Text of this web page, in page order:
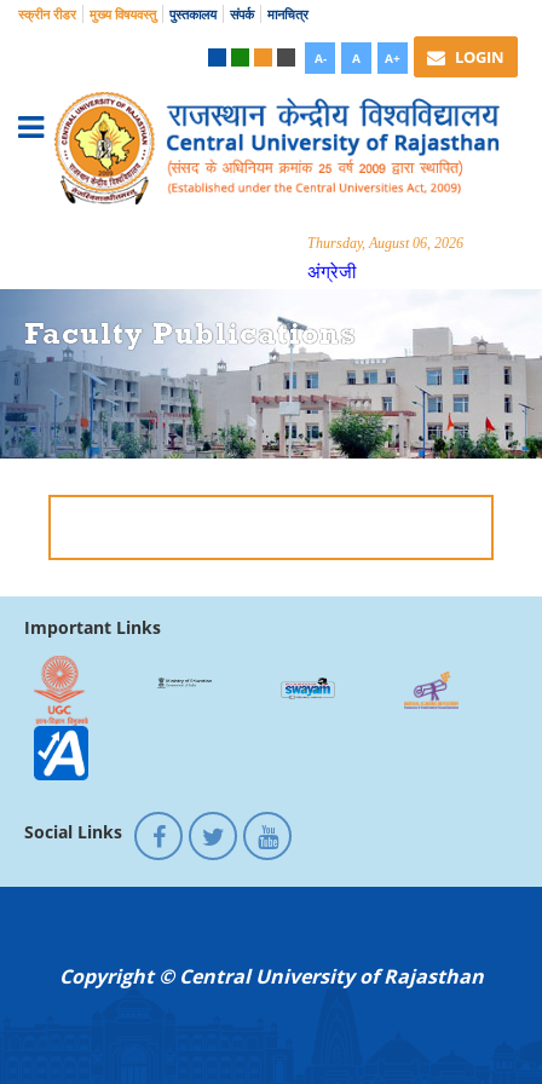
स्क्रीन रीडर मुख्य विषयवस्तु पुस्तकालय संपर्क मानचित्र
A- A A+ LOGIN
Thursday, August 06, 2026
अंग्रेजी
Faculty Publications
Important Links
Social Links
Copyright © Central University of Rajasthan